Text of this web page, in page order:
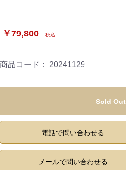
￥79,800 税込
商品コード： 20241129
Sold Out
電話で問い合わせる
メールで問い合わせる